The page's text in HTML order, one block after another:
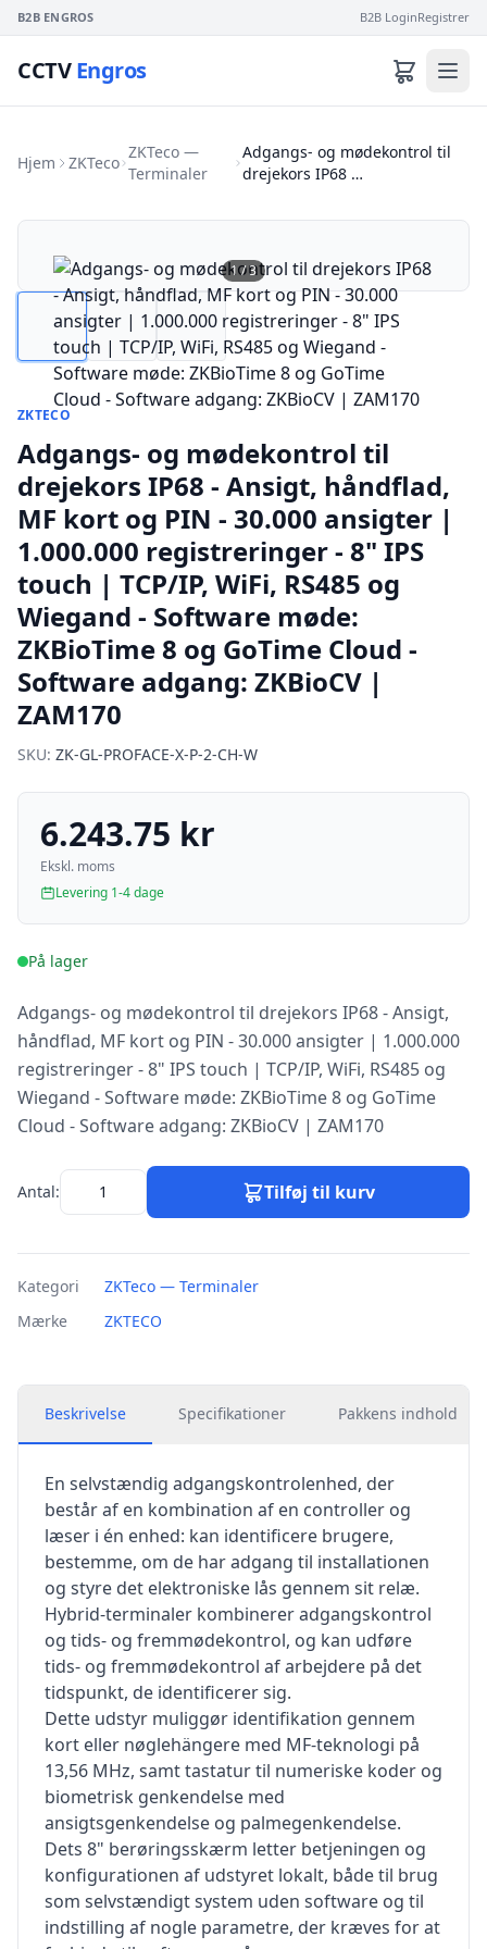
B2B ENGROS B2B LoginRegistrer
CCTVEngros
Hjem ZKTeco
ZKTeco —
Terminaler
Adgangs- og mødekontrol til
drejekors IP68 …
1/3
ZKTECO
Adgangs- og mødekontrol til
drejekors IP68 - Ansigt, håndflad,
MF kort og PIN - 30.000 ansigter |
1.000.000 registreringer - 8" IPS
touch | TCP/IP, WiFi, RS485 og
Wiegand - Software møde:
ZKBioTime 8 og GoTime Cloud -
Software adgang: ZKBioCV |
ZAM170
SKU: ZK-GL-PROFACE-X-P-2-CH-W
6.243.75 kr
Ekskl. moms
Levering 1-4 dage
På lager
Adgangs- og mødekontrol til drejekors IP68 - Ansigt,
håndflad, MF kort og PIN - 30.000 ansigter | 1.000.000
registreringer - 8" IPS touch | TCP/IP, WiFi, RS485 og
Wiegand - Software møde: ZKBioTime 8 og GoTime
Cloud - Software adgang: ZKBioCV | ZAM170
Antal: Tilføj til kurv
Kategori
ZKTeco — Terminaler
Mærke
ZKTECO
Beskrivelse Specifikationer Pakkens indhold
En selvstændig adgangskontrolenhed, der
består af en kombination af en controller og
læser i én enhed: kan identificere brugere,
bestemme, om de har adgang til installationen
og styre det elektroniske lås gennem sit relæ.
Hybrid-terminaler kombinerer adgangskontrol
og tids- og fremmødekontrol, og kan udføre
tids- og fremmødekontrol af arbejdere på det
tidspunkt, de identificerer sig.
Dette udstyr muliggør identifikation gennem
kort eller nøglehängere med MF-teknologi på
13,56 MHz, samt tastatur til numeriske koder og
biometrisk genkendelse med
ansigtsgenkendelse og palmegenkendelse.
Dets 8" berøringsskærm letter betjeningen og
konfigurationen af udstyret lokalt, både til brug
som selvstændigt system uden software og til
indstilling af nogle parametre, der kræves for at